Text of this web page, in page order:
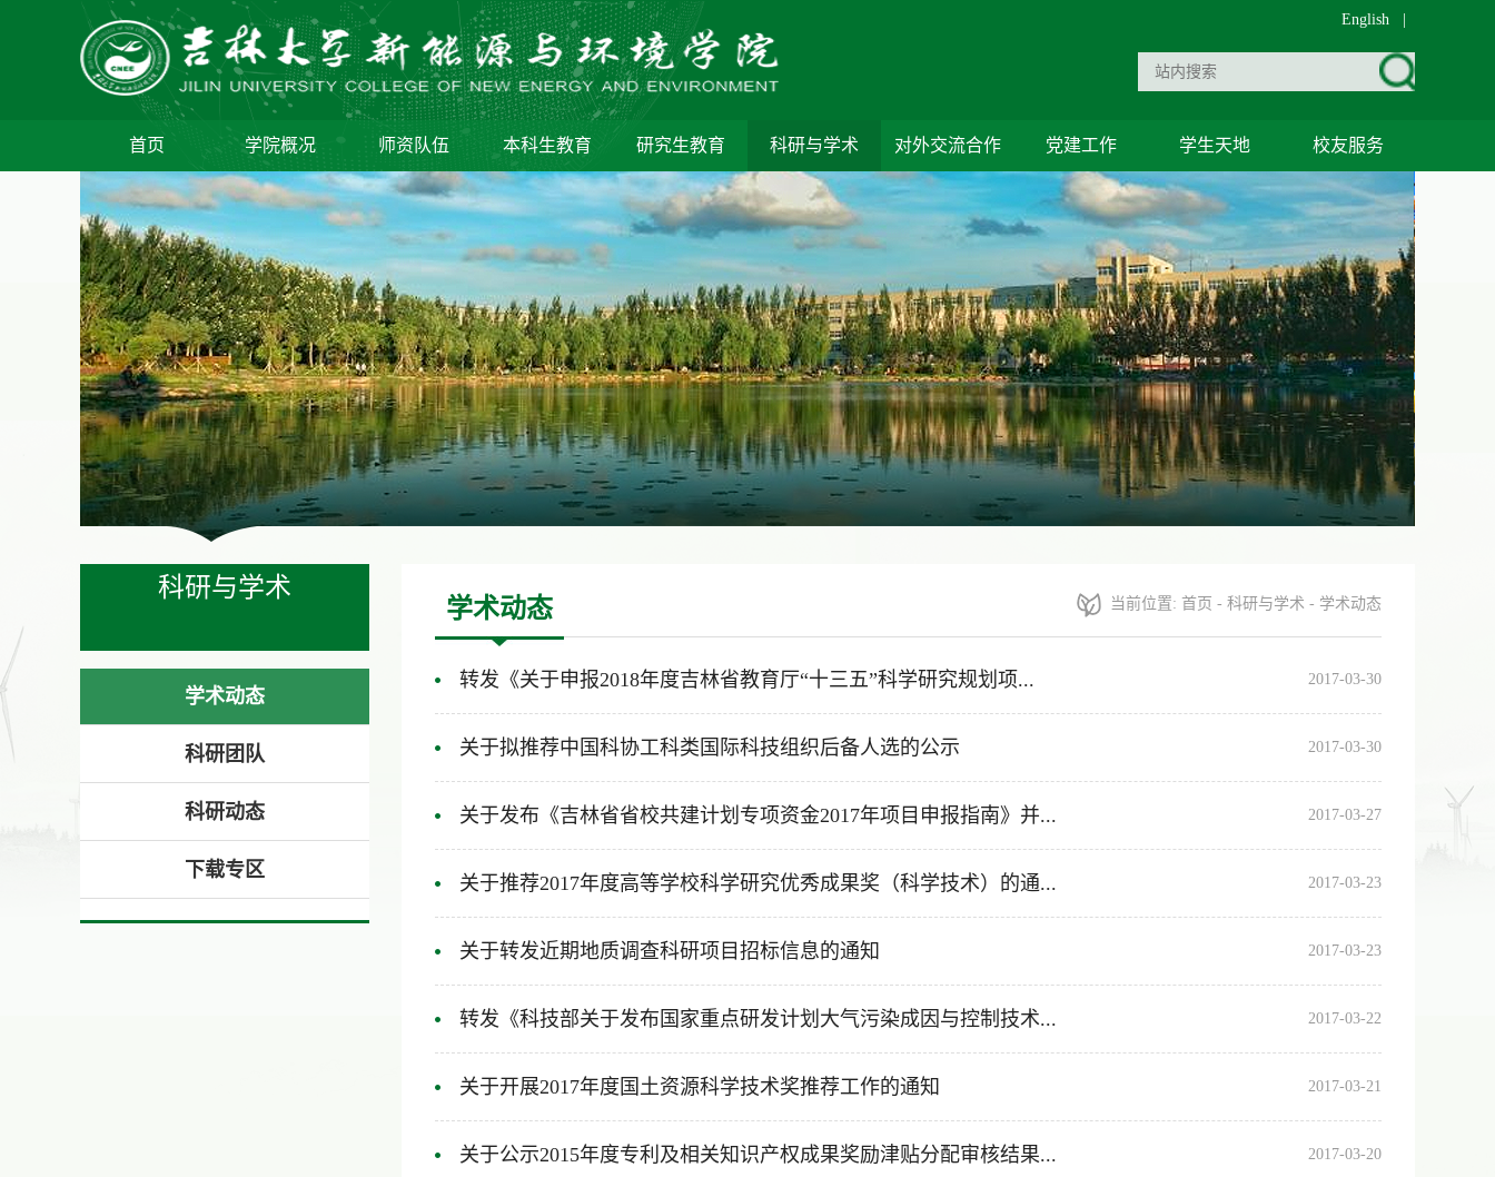
English
首页 学院概况 师资队伍 本科生教育 研究生教育 科研与学术 对外交流合作 党建工作 学生天地 校友服务
科研与学术
学术动态
科研团队
科研动态
下载专区
学术动态 当前位置: 首页 - 科研与学术 - 学术动态
转发《关于申报2018年度吉林省教育厅“十三五”科学研究规划项... 2017-03-30
关于拟推荐中国科协工科类国际科技组织后备人选的公示 2017-03-30
关于发布《吉林省省校共建计划专项资金2017年项目申报指南》并... 2017-03-27
关于推荐2017年度高等学校科学研究优秀成果奖（科学技术）的通... 2017-03-23
关于转发近期地质调查科研项目招标信息的通知 2017-03-23
转发《科技部关于发布国家重点研发计划大气污染成因与控制技术... 2017-03-22
关于开展2017年度国土资源科学技术奖推荐工作的通知 2017-03-21
关于公示2015年度专利及相关知识产权成果奖励津贴分配审核结果... 2017-03-20